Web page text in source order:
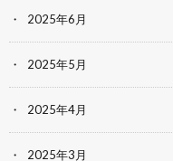
2025年6月
2025年5月
2025年4月
2025年3月